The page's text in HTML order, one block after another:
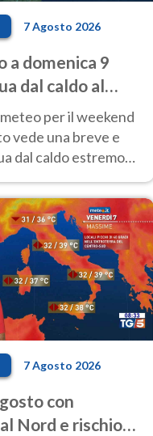
7 Agosto 2026
a domenica 9
dal caldo al
calura e afa
per il weekend
vede una breve e
dal caldo estremo
7 Agosto 2026
con
Nord e rischio